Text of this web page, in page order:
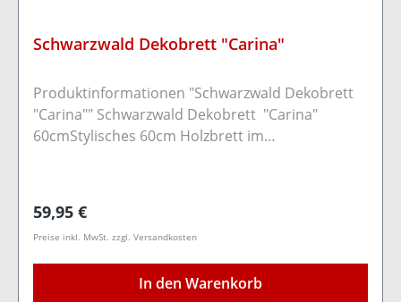
Schwarzwald Dekobrett "Carina"
Produktinformationen "Schwarzwald Dekobrett
"Carina"" Schwarzwald Dekobrett "Carina"
60cmStylisches 60cm Holzbrett im
Bohrungen auf der Rückseite kann das Brett
bequem mit Schrauben/Nägeln an der Wand
befestigt werden.Nur für Innenräume
geeignetHolzart: KiefernholzFarbe:
Regulärer Preis:
59,95 €
Preise inkl. MwSt. zzgl. Versandkosten
In den Warenkorb